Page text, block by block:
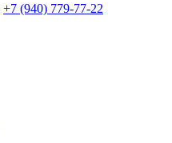
+7 (940) 779-77-22